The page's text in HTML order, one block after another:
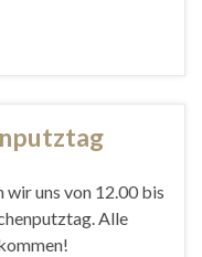
uns von 12.00 bis
Alle